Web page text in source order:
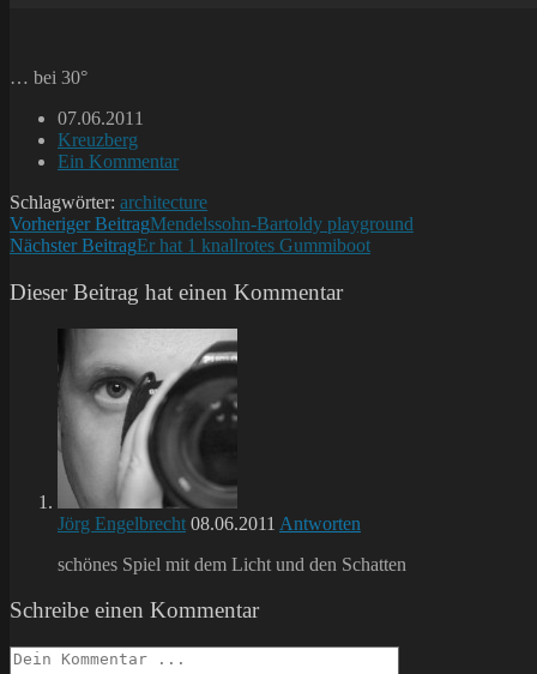
… bei 30°
Beitrag
veröffentlicht:
07.06.2011
Beitrags-
Kategorie:
Kreuzberg
Beitrags-
Ein Kommentar
Schlagwörter: architecture
Weitere
Artikel
ansehen
Vorheriger BeitragMendelssohn-Bartoldy playground
Nächster BeitragEr hat 1 knallrotes Gummiboot
Dieser Beitrag hat einen Kommentar
Jörg Engelbrecht 08.06.2011 Antworten
schönes Spiel mit dem Licht und den Schatten
Schreibe einen Kommentar
Kommentieren